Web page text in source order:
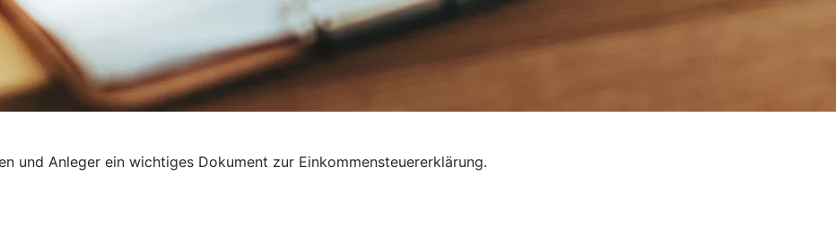
und Anleger ein wichtiges Dokument zur Einkommensteuererklärung.